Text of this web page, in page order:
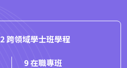
2 跨領域學士班學程
9 在職專班